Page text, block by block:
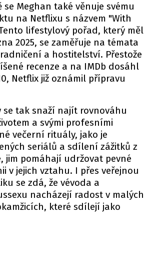
Meghan také věnuje svému
na Netflixu s názvem "With
lifestylový pořad, který měl
2025, se zaměřuje na témata
a hostitelství. Přestože
recenze a na IMDb dosáhl
Netflix již oznámil přípravu
se tak snaží najít rovnováhu
a svými profesními
večerní rituály, jako je
seriálů a sdílení zážitků z
jim pomáhají udržovat pevné
v jejich vztahu. I přes veřejnou
se zdá, že vévoda a
nacházejí radost v malých
které sdílejí jako